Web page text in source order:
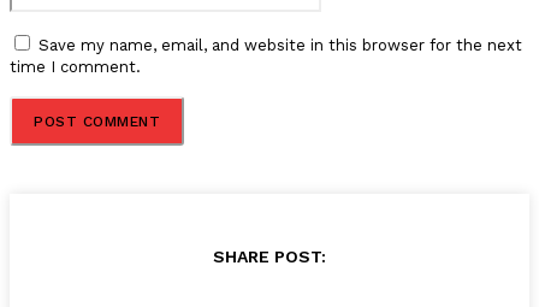
Save my name, email, and website in this browser for the next
time I comment.
SHARE POST: